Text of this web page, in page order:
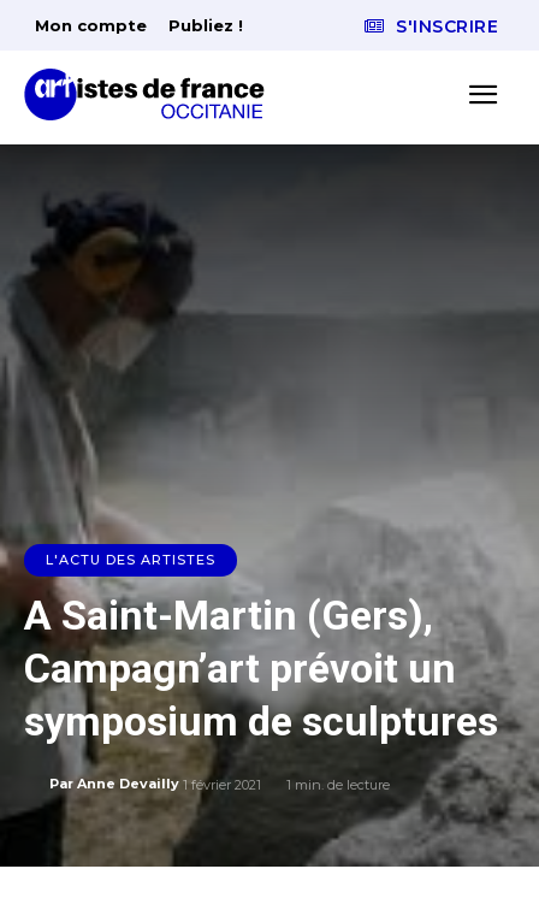
Mon compte Publiez ! S'INSCRIRE
L'ACTU DES ARTISTES
A Saint-Martin (Gers),
Campagn’art prévoit un
symposium de sculptures
Par Anne Devailly 1 février 2021 1 min. de lecture